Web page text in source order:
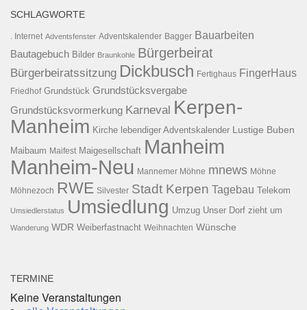
SCHLAGWORTE
. Internet Adventsfenster Adventskalender Bagger Bauarbeiten
Bautagebuch Bilder Braunkohle Bürgerbeirat
Bürgerbeiratssitzung Dickbusch Fertighaus FingerHaus
Friedhof Grundstück Grundstücksvergabe
Grundstücksvormerkung Karneval Kerpen-
Manheim Kirche lebendiger Adventskalender Lustige Buben
Maibaum Maifest Maigesellschaft Manheim
Manheim-Neu Mannemer Möhne mnews Möhne
Möhnezoch RWE Silvester Stadt Kerpen Tagebau Telekom
Umsiedlerstatus Umsiedlung Umzug Unser Dorf zieht um
Wanderung WDR Weiberfastnacht Weihnachten Wünsche
TERMINE
Keine Veranstaltungen